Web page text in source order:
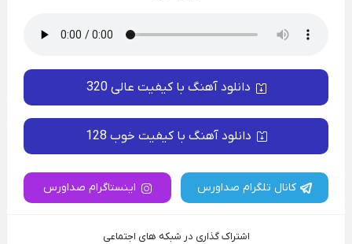
دانلود آهنگ با کیفیت عالی 320
دانلود آهنگ با کیفیت خوب 128
کانال تلگرام صداورس اینستاگرام صداورس
اشتراک گذاری در شبکه های اجتماعی